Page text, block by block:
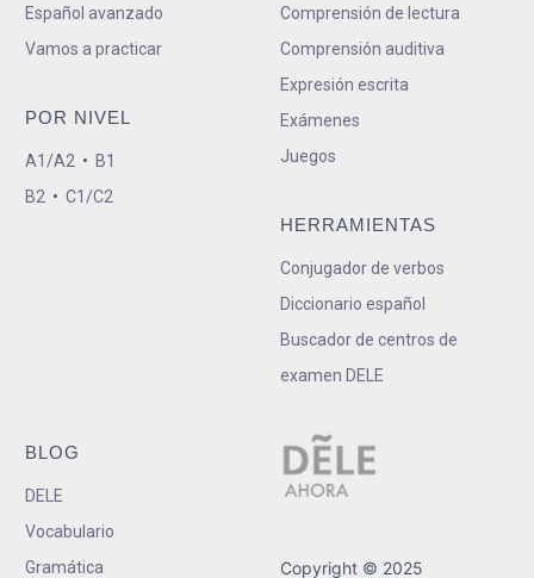
Español avanzado
Vamos a practicar
POR NIVEL
A1/A2 • B1
B2 • C1/C2
Comprensión de lectura
Comprensión auditiva
Expresión escrita
Exámenes
Juegos
HERRAMIENTAS
Conjugador de verbos
Diccionario español
Buscador de centros de
examen DELE
BLOG
DELE
Vocabulario
Gramática
Copyright © 2025